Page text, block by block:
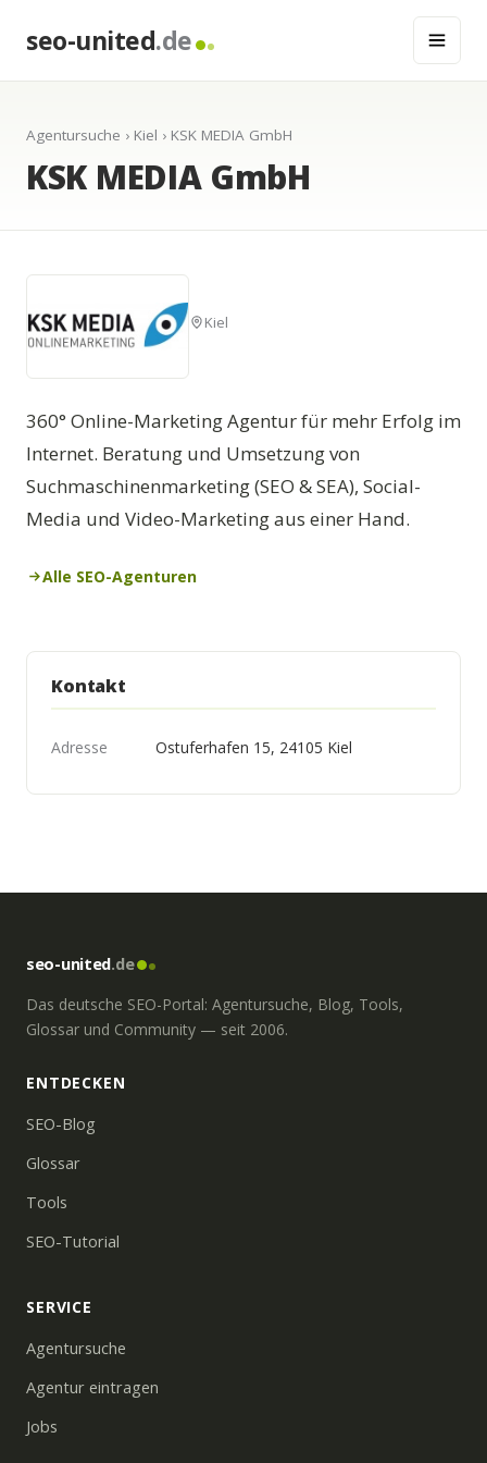
seo-united.de
Agentursuche › Kiel › KSK MEDIA GmbH
KSK MEDIA GmbH
Kiel
360° Online-Marketing Agentur für mehr Erfolg im
Internet. Beratung und Umsetzung von
Suchmaschinenmarketing (SEO & SEA), Social-
Media und Video-Marketing aus einer Hand.
Alle SEO-Agenturen
Kontakt
Adresse Ostuferhafen 15, 24105 Kiel
seo-united.de
Das deutsche SEO-Portal: Agentursuche, Blog, Tools,
Glossar und Community — seit 2006.
ENTDECKEN
SEO-Blog
Glossar
Tools
SEO-Tutorial
SERVICE
Agentursuche
Agentur eintragen
Jobs